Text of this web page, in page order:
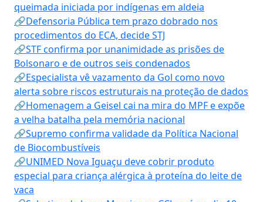
queimada iniciada por indígenas em aldeia
🔗Defensoria Pública tem prazo dobrado nos
procedimentos do ECA, decide STJ
🔗STF confirma por unanimidade as prisões de
Bolsonaro e de outros seis condenados
🔗Especialista vê vazamento da Gol como novo
alerta sobre riscos estruturais na proteção de dados
🔗Homenagem a Geisel cai na mira do MPF e expõe
a velha batalha pela memória nacional
🔗Supremo confirma validade da Política Nacional
de Biocombustíveis
🔗UNIMED Nova Iguaçu deve cobrir produto
especial para criança alérgica à proteína do leite de
vaca